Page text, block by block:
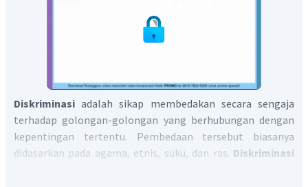
Diskriminasiadalah sikap membedakan secara sengaja
terhadap golongan-golongan yang berhubungan dengan
kepentingan tertentu. Pembedaan tersebut biasanya
didasarkan pada agama, etnis, suku, dan ras. Diskriminasi